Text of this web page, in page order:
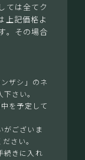
ては全てク
上記価格よ
。その場合
ザシ」のネ
さい。
を予定して
ございま
さい。
きに入れ